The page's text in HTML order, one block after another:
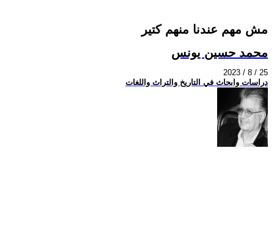
مش مهم عندنا منهم كتير
محمد حسين يونس
2023 / 8 / 25
دراسات وابحاث في التاريخ والتراث واللغات